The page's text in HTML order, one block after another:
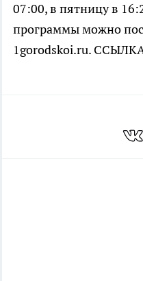
07:00, в пятницу в
программы можно
1gorodskoi.ru.